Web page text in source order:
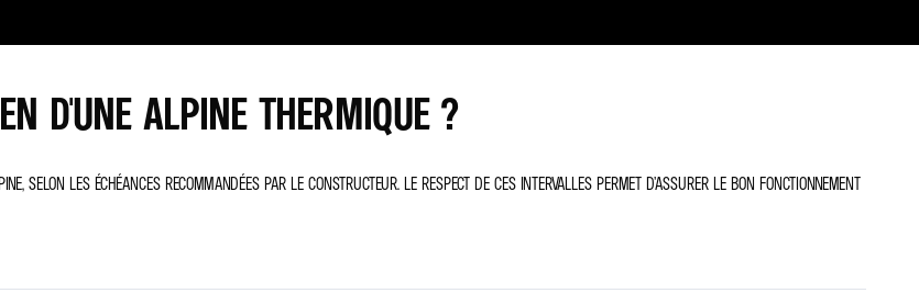
D'UNE ALPINE THERMIQUE ?
SELON LES ÉCHÉANCES RECOMMANDÉES PAR LE CONSTRUCTEUR. LE RESPECT DE CES INTERVALLES PERMET D’ASSURER LE BON FONCTIONNEMENT